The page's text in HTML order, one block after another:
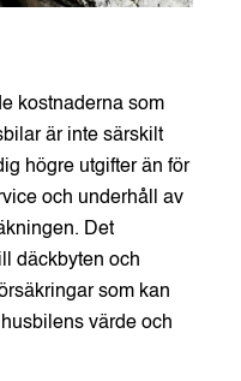
kostnaderna som
är inte särskilt
högre utgifter än för
och underhåll av
Det
däckbyten och
som kan
värde och